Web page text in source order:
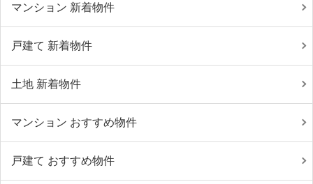
マンション 新着物件
戸建て 新着物件
土地 新着物件
マンション おすすめ物件
戸建て おすすめ物件